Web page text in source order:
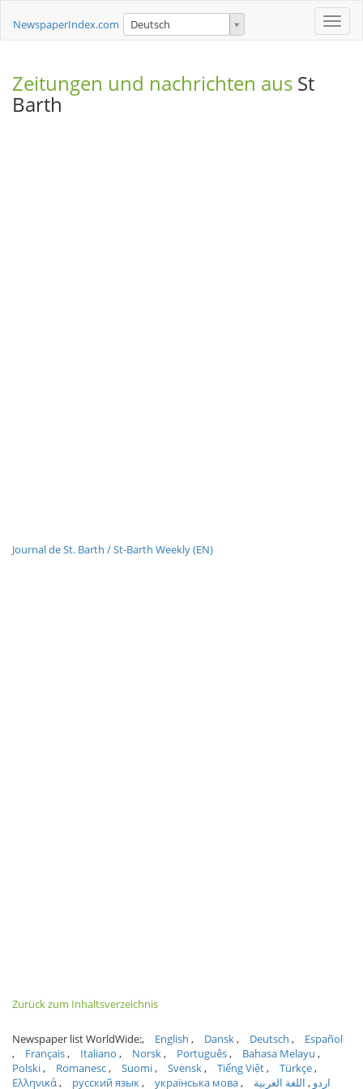
Toggle
NewspaperIndex.com Deutsch
Zeitungen und nachrichten aus St
Barth
Journal de St. Barth / St-Barth Weekly (EN)
Zurück zum Inhaltsverzeichnis
Newspaper list WorldWide: English Dansk Deutsch
Español
Français
Italiano Norsk Português
Bahasa Melayu
Polski
Romanesc Suomi Svensk Tiếng Việt
Türkçe
Ελληνικά
русский язык українська мова اردو اللغة العربية